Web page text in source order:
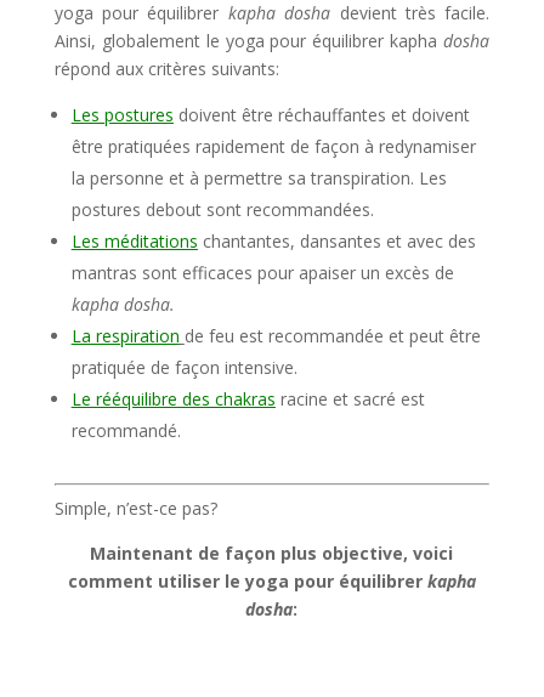
yoga pour équilibrer kapha dosha devient très facile.
Ainsi, globalement le yoga pour équilibrer kapha dosha
répond aux critères suivants:
Les postures doivent être réchauffantes et doivent
être pratiquées rapidement de façon à redynamiser
la personne et à permettre sa transpiration. Les
postures debout sont recommandées.
Les méditations chantantes, dansantes et avec des
mantras sont efficaces pour apaiser un excès de
kapha dosha.
La respiration de feu est recommandée et peut être
pratiquée de façon intensive.
Le rééquilibre des chakras racine et sacré est
recommandé.
Simple, n’est-ce pas?
Maintenant de façon plus objective, voici
comment utiliser le yoga pour équilibrer kapha
dosha: